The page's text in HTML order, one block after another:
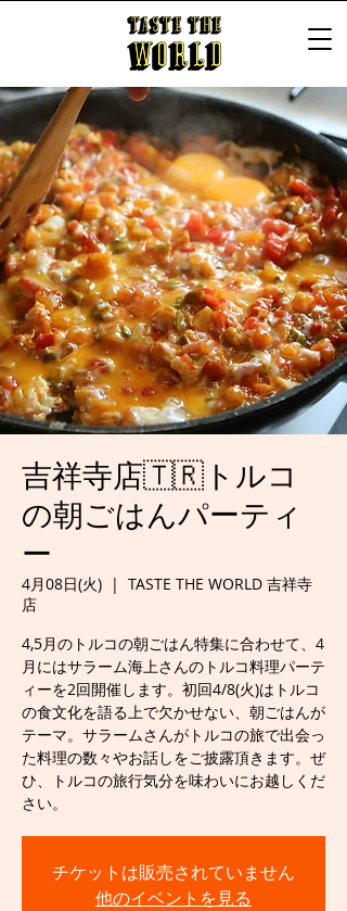
吉祥寺店🇹🇷トルコ
の朝ごはんパーティ
ー
4月08日(火)
  |
TASTE THE WORLD 吉祥寺
店
4,5月のトルコの朝ごはん特集に合わせて、4
月にはサラーム海上さんのトルコ料理パーテ
ィーを2回開催します。初回4/8(火)はトルコ
の食文化を語る上で欠かせない、朝ごはんが
テーマ。サラームさんがトルコの旅で出会っ
た料理の数々やお話しをご披露頂きます。ぜ
ひ、トルコの旅行気分を味わいにお越しくだ
さい。
チケットは販売されていません
他のイベントを見る